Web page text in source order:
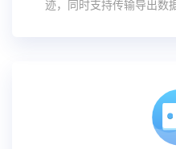
迹，同时支持传输导出数